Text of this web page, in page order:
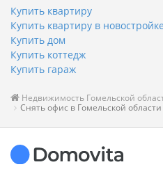
Купить квартиру
Купить квартиру в новостройке
Купить дом
Купить коттедж
Купить гараж
Недвижимость Гомельской
Снять офис в Гомельской области